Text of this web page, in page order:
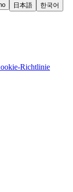
日本語 한국어
Richtlinie